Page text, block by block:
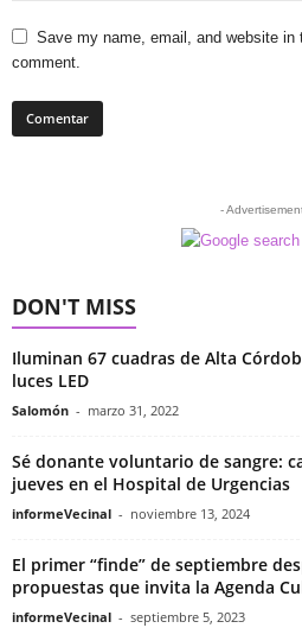
Save my name, email, and website in
comment.
-
DON'T MISS
Iluminan 67 cuadras de Alta
luces LED
Salomón - marzo 31, 2022
Sé donante voluntario de sangre:
jueves en el Hospital de Urgencias
informeVecinal - noviembre 13, 2024
El primer “finde” de septiembre
propuestas que invita la Agenda
informeVecinal - septiembre 5, 2023